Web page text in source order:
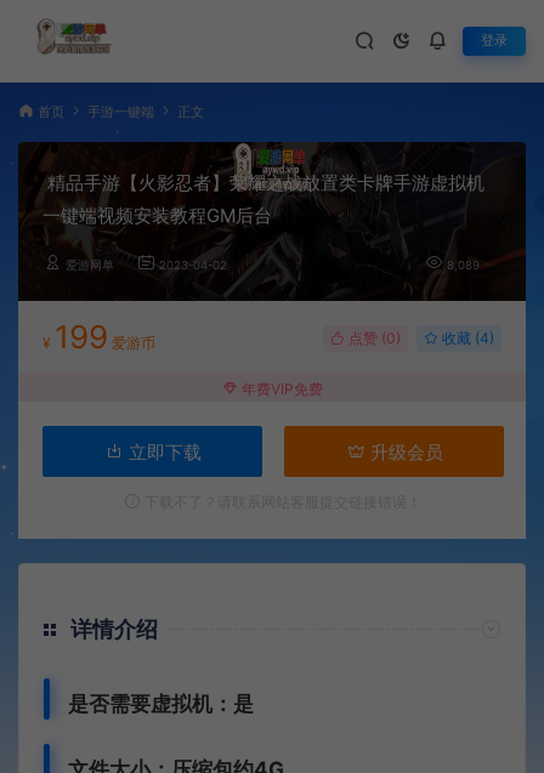
登录
首页 手游一键端 正文
精品手游【火影忍者】荣耀之战放置类卡牌手游虚拟机
一键端视频安装教程GM后台
爱游网单 2023-04-02 8,089
¥ 199 爱游币 点赞 (0) 收藏 (4)
年费VIP免费
立即下载 升级会员
详情介绍
是否需要虚拟机：是